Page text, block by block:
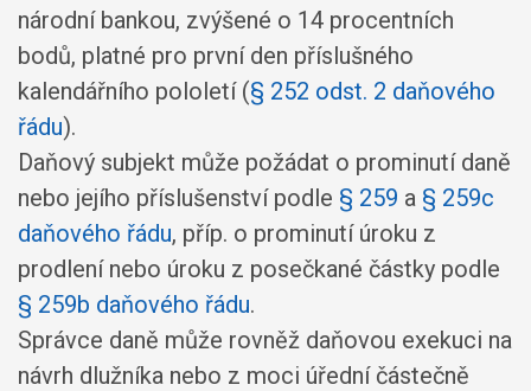
národní bankou, zvýšené o 14 procentních
bodů, platné pro první den příslušného
kalendářního pololetí (§ 252 odst. 2 daňového
řádu).
Daňový subjekt může požádat o prominutí daně
nebo jejího příslušenství podle § 259 a § 259c
daňového řádu, příp. o prominutí úroku z
prodlení nebo úroku z posečkané částky podle
§ 259b daňového řádu.
Správce daně může rovněž daňovou exekuci na
návrh dlužníka nebo z moci úřední částečně